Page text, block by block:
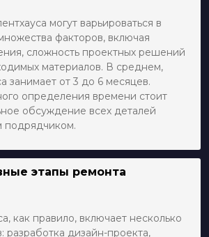
могут варьироваться в
факторов, включая
сложность проектных решений
материалов. В среднем,
занимает от 3 до 6 месяцев.
определения времени стоит
обсуждение всех деталей
подрядчиком.
этапы ремонта
как правило, включает несколько
разработка дизайн-проекта,